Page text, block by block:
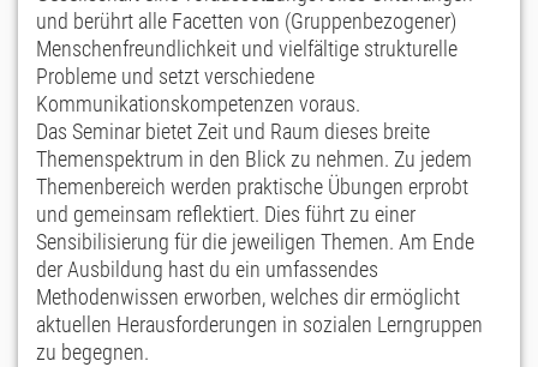
und berührt alle Facetten von (Gruppenbezogener)
Menschenfreundlichkeit und vielfältige strukturelle
Probleme und setzt verschiedene
Kommunikationskompetenzen voraus.
Das Seminar bietet Zeit und Raum dieses breite
Themenspektrum in den Blick zu nehmen. Zu jedem
Themenbereich werden praktische Übungen erprobt
und gemeinsam reflektiert. Dies führt zu einer
Sensibilisierung für die jeweiligen Themen. Am Ende
der Ausbildung hast du ein umfassendes
Methodenwissen erworben, welches dir ermöglicht
aktuellen Herausforderungen in sozialen Lerngruppen
zu begegnen.